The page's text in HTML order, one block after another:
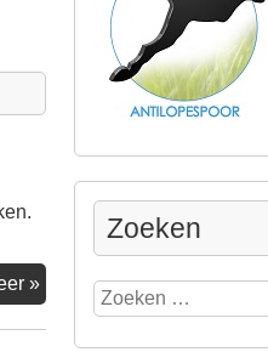
»Werkgroep
Wijkbeheer
Antilopespoor
Zoeken
Zoeken
naar: